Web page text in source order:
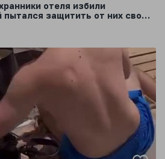
отеля избили
пытался защитить от них свою